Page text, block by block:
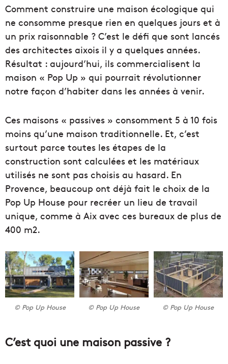
Comment construire une maison écologique qui
ne consomme presque rien en quelques jours et à
un prix raisonnable ? C’est le défi que sont lancés
des architectes aixois il y a quelques années.
Résultat : aujourd’hui, ils commercialisent la
maison « Pop Up » qui pourrait révolutionner
notre façon d’habiter dans les années à venir.
Ces maisons « passives » consomment 5 à 10 fois
moins qu’une maison traditionnelle. Et, c’est
surtout parce toutes les étapes de la
construction sont calculées et les matériaux
utilisés ne sont pas choisis au hasard. En
Provence, beaucoup ont déjà fait le choix de la
Pop Up House pour recréer un lieu de travail
unique, comme à Aix avec ces bureaux de plus de
400 m2.
© Pop Up House © Pop Up House © Pop Up House
C’est quoi une maison passive ?